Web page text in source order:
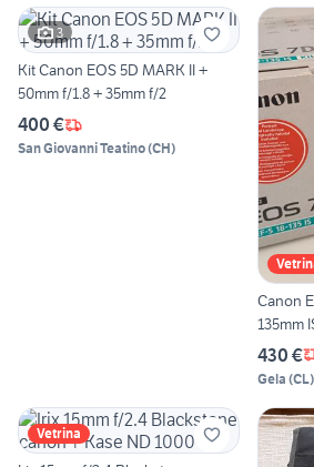
3
Kit Canon EOS 5D MARK II +
50mm f/1.8 + 35mm f/2
400 €
San Giovanni Teatino(CH)
Canon
135mm
430 €
Gela (CL)
Vetrina